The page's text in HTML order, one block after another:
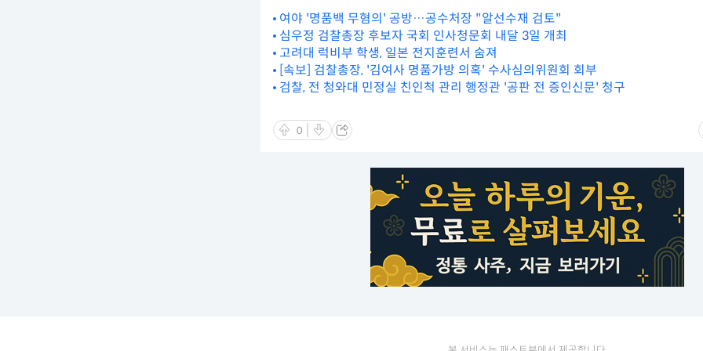
여야 '명품백 무혐의' 공방…공수처장 "알선수재 검토"
심우정 검찰총장 후보자 국회 인사청문회 내달 3일 개최
고려대 럭비부 학생, 일본 전지훈련서 숨져
[속보] 검찰총장, '김여사 명품가방 의혹' 수사심의위원회 회부
검찰, 전 청와대 민정실 친인척 관리 행정관 '공판 전 증인신문' 청구
0